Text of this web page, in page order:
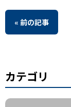
« 前の記事
カテゴリ